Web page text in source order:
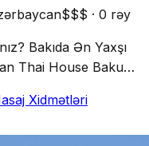
$$$ · 0 rəy
Bakıda Ən Yaxşı
Thai House Baku
Xidmətləri